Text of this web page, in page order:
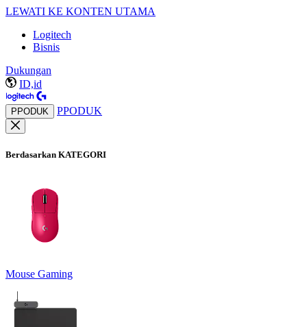
LEWATI KE KONTEN UTAMA
Logitech
Bisnis
Dukungan
ID,id
PPODUK PPODUK
Berdasarkan KATEGORI
Mouse Gaming